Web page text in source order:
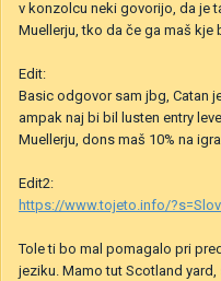
v konzolcu neki govorijo, da je
Muellerju, tko da če ga maš
Edit:
Basic odgovor sam jbg, Catan
ampak naj bi bil lusten entry
Muellerju, dons maš 10% na
Edit2:
https://www.tojeto.info/
Tole ti bo mal pomagalo pri
jeziku. Mamo tut Scotland